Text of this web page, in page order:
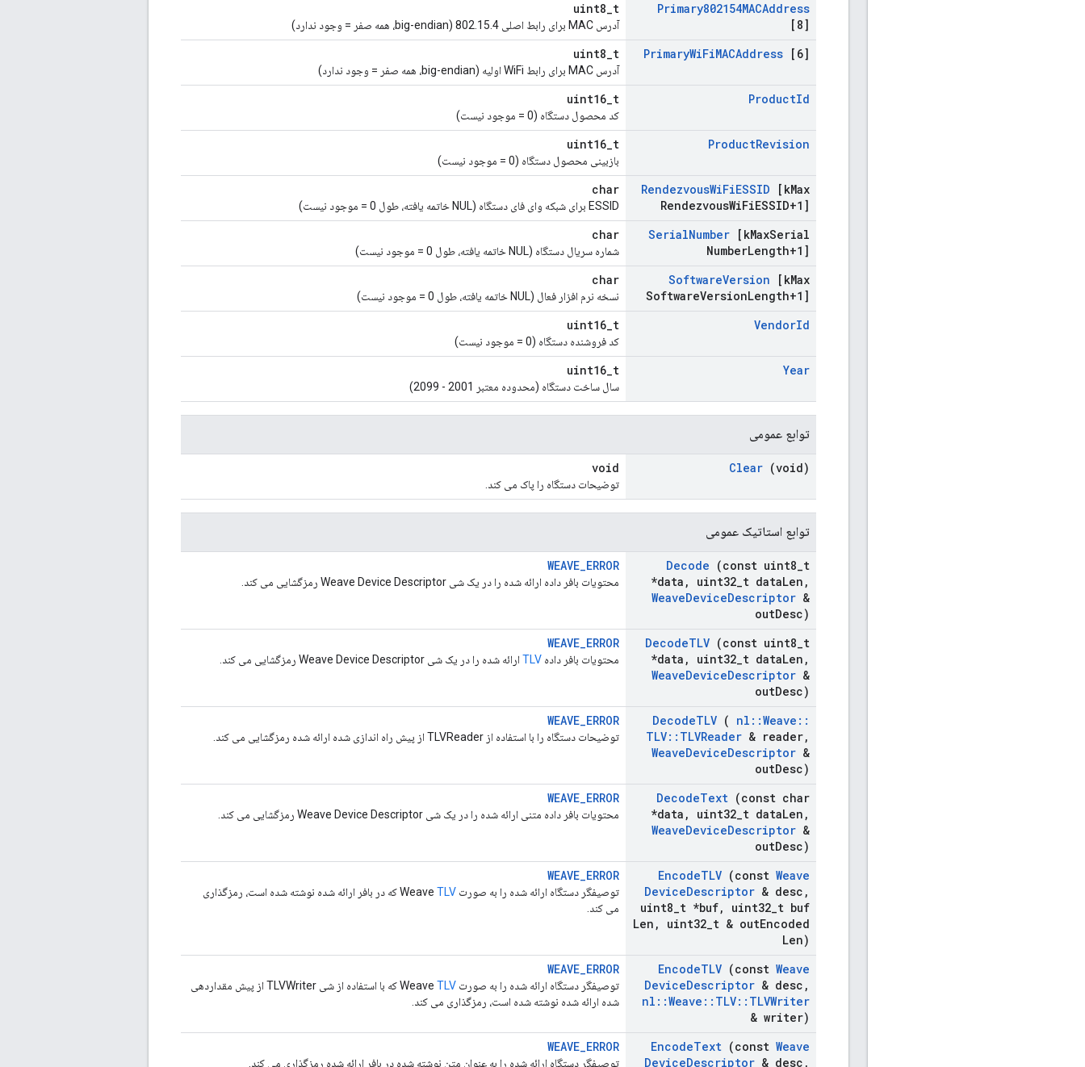
Primary802154MACAddress
[8]
uint8_t
آدرس MAC برای رابط اصلی 802.15.4 (big-endian، همه صفر = وجود ندارد)
PrimaryWiFiMACAddress [6]
uint8_t
آدرس MAC برای رابط WiFi اولیه (big-endian، همه صفر = وجود ندارد)
ProductId
uint16_t
کد محصول دستگاه (0 = موجود نیست)
ProductRevision
uint16_t
بازبینی محصول دستگاه (0 = موجود نیست)
RendezvousWiFiESSID [kMax
RendezvousWiFiESSID+1]
char
ESSID برای شبکه وای فای دستگاه (NUL خاتمه یافته، طول 0 = موجود نیست)
SerialNumber [kMaxSerial
NumberLength+1]
char
شماره سریال دستگاه (NUL خاتمه یافته، طول 0 = موجود نیست)
SoftwareVersion [kMax
SoftwareVersionLength+1]
char
نسخه نرم افزار فعال (NUL خاتمه یافته، طول 0 = موجود نیست)
VendorId
uint16_t
کد فروشنده دستگاه (0 = موجود نیست)
Year
uint16_t
سال ساخت دستگاه (محدوده معتبر 2001 - 2099)
توابع عمومی
Clear (void)
void
توضیحات دستگاه را پاک می کند.
توابع استاتیک عمومی
Decode (const uint8 t
*data , uint32 t dataLen ,
WeaveDeviceDescriptor &
outDesc)
WEAVE_ERROR
محتویات بافر داده ارائه شده را در یک شی Weave Device Descriptor رمزگشایی می کند.
DecodeTLV (const uint8 t
*data , uint32 t dataLen ,
WeaveDeviceDescriptor &
outDesc)
WEAVE_ERROR
محتویات بافر داده TLV ارائه شده را در یک شی Weave Device Descriptor رمزگشایی می کند.
DecodeTLV ( nl ::Weave ::
TLV:: TLVReader & reader,
WeaveDeviceDescriptor &
outDesc)
WEAVE_ERROR
توضیحات دستگاه را با استفاده از TLVReader از پیش راه اندازی شده ارائه شده رمزگشایی می کند.
DecodeText (const char
*data , uint32 t dataLen ,
WeaveDeviceDescriptor &
outDesc)
WEAVE_ERROR
محتویات بافر داده متنی ارائه شده را در یک شی Weave Device Descriptor رمزگشایی می کند.
EncodeTLV (const Weave
DeviceDescriptor & desc ,
uint8 t *buf, uint32 t buf
Len , uint32 t & outEncoded
Len)
WEAVE_ERROR
توصیفگر دستگاه ارائه شده را به صورت Weave TLV
که در بافر ارائه شده نوشته شده است، رمزگذاری
می کند.
EncodeTLV (const Weave
DeviceDescriptor & desc ,
nl ::Weave :: TLV:: TLVWriter
& writer)
WEAVE_ERROR
توصیفگر دستگاه ارائه شده را به صورت Weave TLV
که با استفاده از شی TLVWriter از پیش مقداردهی
شده ارائه شده نوشته شده است، رمزگذاری می کند.
EncodeText (const Weave
DeviceDescriptor & desc ,
WEAVE_ERROR
توصیفگر دستگاه ارائه شده را به عنوان متن نوشته شده در بافر ارائه شده رمزگذاری می کند.